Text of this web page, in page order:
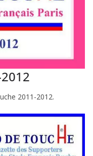
2011-2012.